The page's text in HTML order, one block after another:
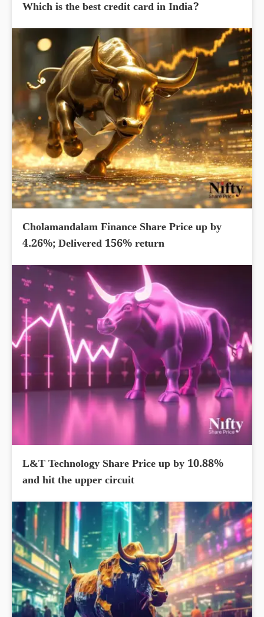
Which is the best credit card in India?
Cholamandalam Finance Share Price up by
4.26%; Delivered 156% return
L&T Technology Share Price up by 10.88%
and hit the upper circuit